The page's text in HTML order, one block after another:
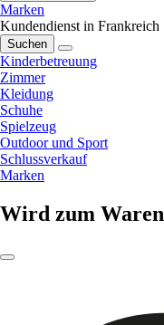
Marken
Kundendienst in Frankreich
Suchen
Kinderbetreuung
Zimmer
Kleidung
Schuhe
Spielzeug
Outdoor und Sport
Schlussverkauf
Marken
Wird zum